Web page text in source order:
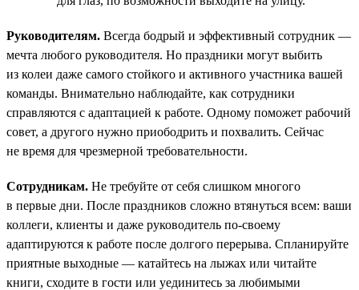
Руководителям. Всегда бодрый и эффективный сотрудник —
мечта любого руководителя. Но праздники могут выбить
из колеи даже самого стойкого и активного участника вашей
команды. Внимательно наблюдайте, как сотрудники
справляются с адаптацией к работе. Одному поможет рабочий
совет, а другого нужно приободрить и похвалить. Сейчас
не время для чрезмерной требовательности.
Сотрудникам. Не требуйте от себя слишком многого
в первые дни. После праздников сложно втянуться всем: ваши
коллеги, клиенты и даже руководитель по-своему
адаптируются к работе после долгого перерыва. Спланируйте
приятные выходные — катайтесь на лыжах или читайте
книги, сходите в гости или уединитесь за любимыми